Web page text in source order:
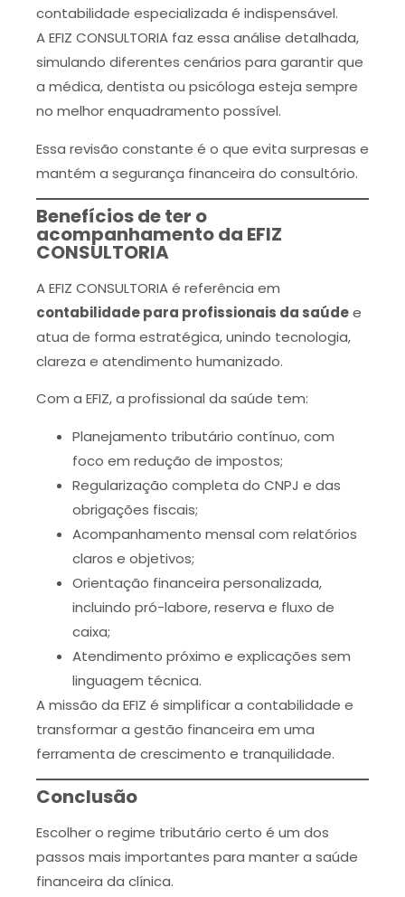
contabilidade especializada é indispensável.
A EFIZ CONSULTORIA faz essa análise detalhada,
simulando diferentes cenários para garantir que
a médica, dentista ou psicóloga esteja sempre
no melhor enquadramento possível.
Essa revisão constante é o que evita surpresas e
mantém a segurança financeira do consultório.
Benefícios de ter o
acompanhamento da EFIZ
CONSULTORIA
A EFIZ CONSULTORIA é referência em
contabilidade para profissionais da saúdee
atua de forma estratégica, unindo tecnologia,
clareza e atendimento humanizado.
Com a EFIZ, a profissional da saúde tem:
Planejamento tributário contínuo, com
foco em redução de impostos;
Regularização completa do CNPJ e das
obrigações fiscais;
Acompanhamento mensal com relatórios
claros e objetivos;
Orientação financeira personalizada,
incluindo pró-labore, reserva e fluxo de
caixa;
Atendimento próximo e explicações sem
linguagem técnica.
A missão da EFIZ é simplificar a contabilidade e
transformar a gestão financeira em uma
ferramenta de crescimento e tranquilidade.
Conclusão
Escolher o regime tributário certo é um dos
passos mais importantes para manter a saúde
financeira da clínica.